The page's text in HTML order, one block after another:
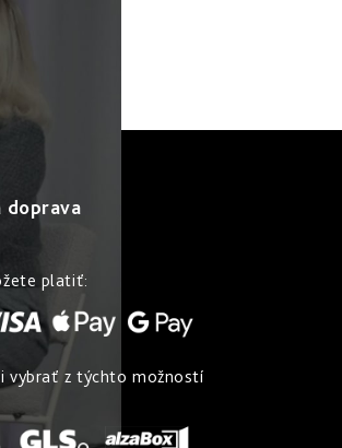
doprava
platiť:
vybrať z týchto možností